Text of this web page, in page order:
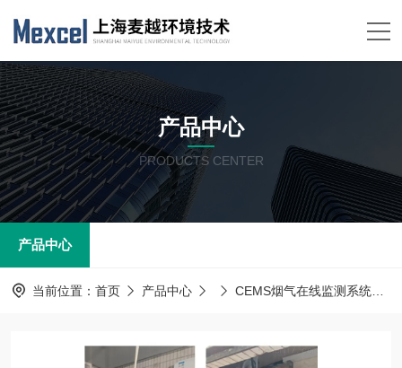
产品中心
PRODUCTS CENTER
产品中心
当前位置： 首页 产品中心 CEMS烟气在线监测系统